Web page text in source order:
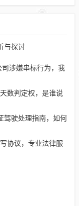
与探讨
涉嫌串标行为，我
数判定权，是谁说
驾驶处理指南，如何
协议，专业法律服